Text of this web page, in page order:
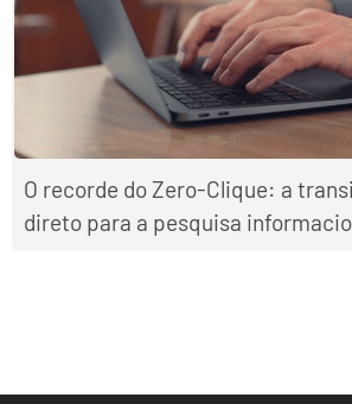
O recorde do Zero-Clique: a
direto para a pesquisa